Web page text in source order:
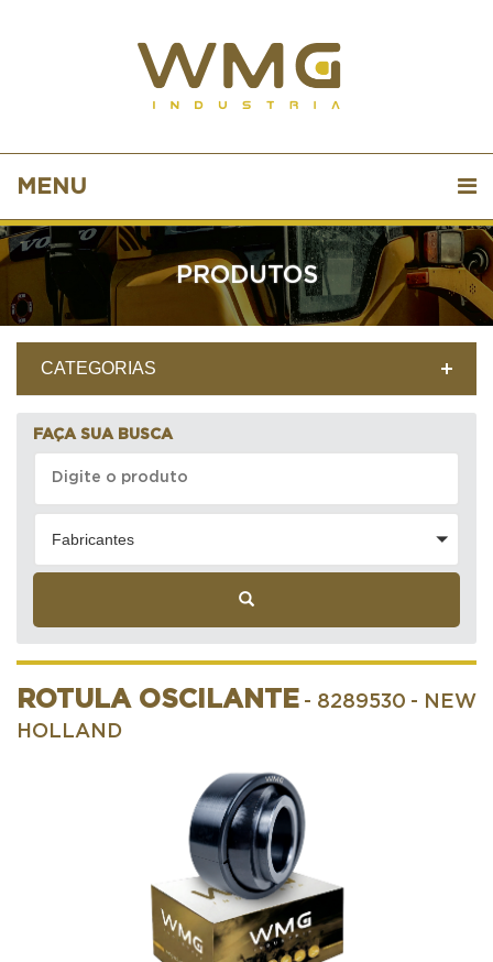
MENU
PRODUTOS
CATEGORIAS
FAÇA SUA BUSCA
Fabricantes
ROTULA OSCILANTE - 8289530 - NEW
HOLLAND